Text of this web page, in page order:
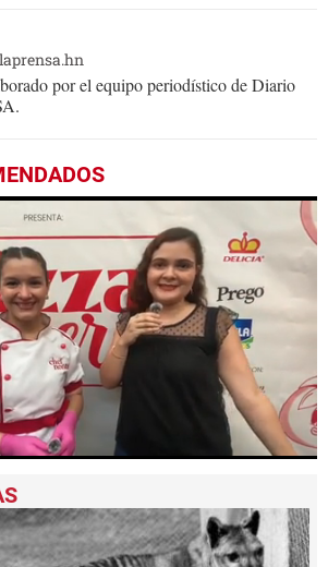
por el equipo periodístico de Diario